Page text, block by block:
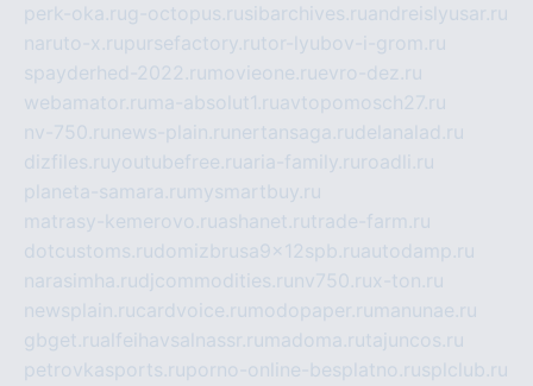
perk-oka.rug-octopus.rusibarchives.ruandreislyusar.ru
naruto-x.rupursefactory.rutor-lyubov-i-grom.ru
spayderhed-2022.ru movieone.ruevro-dez.ru
webamator.ru ma-absolut1.ruavtopomosch27.ru
nv-750.ru news-plain.ru nertansaga.rudelanalad.ru
dizfiles.ruyoutubefree.ruaria-family.ru roadli.ru
planeta-samara.ru mysmartbuy.ru
matrasy-kemerovo.ruashanet.rutrade-farm.ru
dotcustoms.rudomizbrusa9x12spb.ruautodamp.ru
narasimha.rudjcommodities.ru nv750.rux-ton.ru
newsplain.rucardvoice.ru modopaper.ru manunae.ru
gbget.rualfeihavsalnassr.ru madoma.rutajuncos.ru
petrovkasports.ruporno-online-besplatno.rusplclub.ru